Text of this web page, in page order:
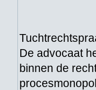
De advocaat
binnen de